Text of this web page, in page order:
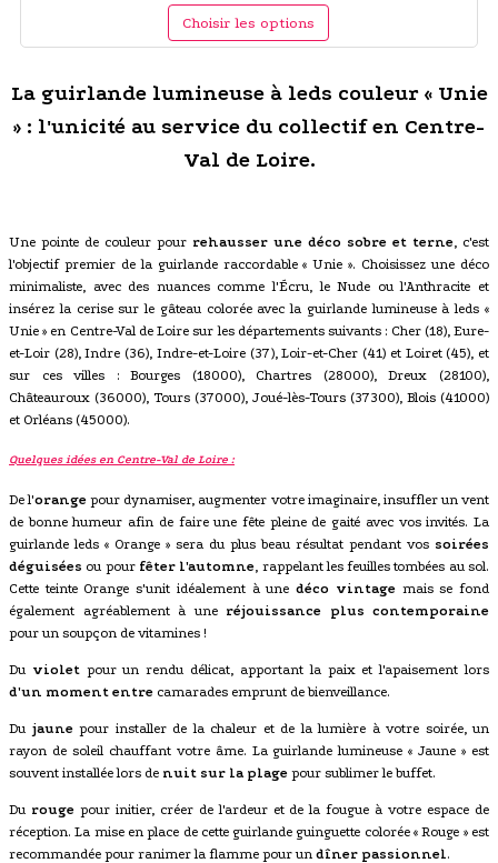
Choisir les options
La guirlande lumineuse à leds couleur « Unie
» : l'unicité au service du collectif en Centre-
Val de Loire.
Une pointe de couleur pour rehausser une déco sobre et terne, c'est
l'objectif premier de la guirlande raccordable « Unie ». Choisissez une déco
minimaliste, avec des nuances comme l'Écru, le Nude ou l'Anthracite et
insérez la cerise sur le gâteau colorée avec la guirlande lumineuse à leds «
Unie » en Centre-Val de Loire sur les départements suivants : Cher (18), Eure-
et-Loir (28), Indre (36), Indre-et-Loire (37), Loir-et-Cher (41) et Loiret (45), et
sur ces villes : Bourges (18000), Chartres (28000), Dreux (28100),
Châteauroux (36000), Tours (37000), Joué-lès-Tours (37300), Blois (41000)
et Orléans (45000).
Quelques idées en Centre-Val de Loire :
De l'orange pour dynamiser, augmenter votre imaginaire, insuffler un vent
de bonne humeur afin de faire une fête pleine de gaité avec vos invités. La
guirlande leds « Orange » sera du plus beau résultat pendant vos soirées
déguisées ou pour fêter l'automne, rappelant les feuilles tombées au sol.
Cette teinte Orange s'unit idéalement à unedéco vintagemais se fond
également agréablement à une réjouissance plus contemporaine
pour un soupçon de vitamines !
Du violetpour un rendu délicat, apportant la paix et l'apaisement lors
d'un moment entre camarades emprunt de bienveillance.
Du jaunepour installer de la chaleur et de la lumière à votre soirée, un
rayon de soleil chauffant votre âme. La guirlande lumineuse « Jaune » est
souvent installée lors de nuit sur la plage pour sublimer le buffet.
Du rougepour initier, créer de l'ardeur et de la fougue à votre espace de
réception. La mise en place de cette guirlande guinguette colorée « Rouge » est
recommandée pour ranimer la flamme pour un dîner passionnel.